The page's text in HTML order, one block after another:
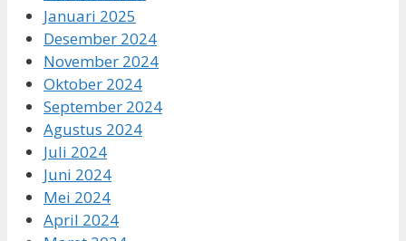
Januari 2025
Desember 2024
November 2024
Oktober 2024
September 2024
Agustus 2024
Juli 2024
Juni 2024
Mei 2024
April 2024